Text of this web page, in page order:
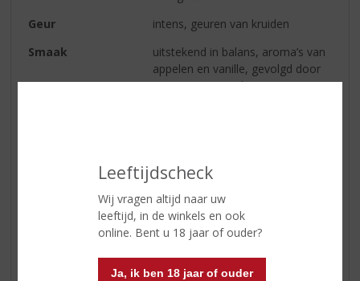
Leeftijdscheck
Wij vragen altijd naar uw
leeftijd, in de winkels en ook
online. Bent u 18 jaar of ouder?
Ja, ik ben 18 jaar of ouder
Geur
intens, geuren van kruiden
Smaak
uitstekend in balans, aroma’s van
appelen en vanille, gevolgd door
naar zoet nijgende tonen van
Reviews
Schrijf een review
Er zijn nog geen reviews geplaatst voor dit product